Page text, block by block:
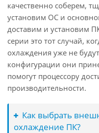
качественно соберем,
установим ОС и
доставим и установим
серии это тот случай,
охлаждения уже не
конфигурации они
помогут процессору
производительности.
Как выбрать
охлаждение ПК?